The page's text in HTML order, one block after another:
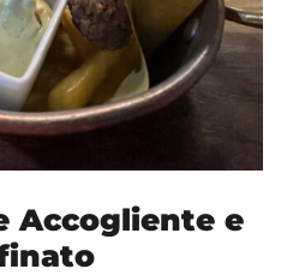
Accogliente e